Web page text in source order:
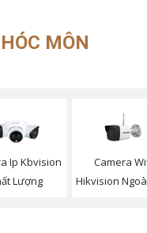
MÔN
Ip Kbvision
Lượng
Camera
Hikvision